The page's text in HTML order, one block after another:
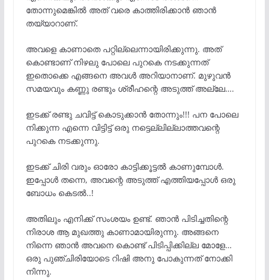
തോന്നുമെങ്കിൽ അത് വരെ കാത്തിരിക്കാൻ ഞാൻ
തയ്യാറാണ്.
അവളെ കാണാതെ പറ്റില്ലെന്നായിരിക്കുന്നു. അത്
കൊണ്ടാണ് നിഴലു പോലെ പുറകെ നടക്കുന്നത്
ഇതൊക്കെ എങ്ങനെ അവൾ അറിയാനാണ്. മുഴുവൻ
സമയവും കണ്ണു രണ്ടും ശ്രീഹന്റെ അടുത്ത് അല്ലേ….
ഇടക്ക് രണ്ടു ചവിട്ട് കൊടുക്കാൻ തോന്നും!!! പന പോലെ
നിക്കുന്ന എന്നെ വിട്ടിട്ട് ഒരു നട്ടെല്ലില്ലാത്തവന്റെ
പുറകെ നടക്കുന്നു.
ഇടക്ക് ചിരി വരും ഓരോ കാട്ടിക്കൂട്ടൽ കാണുമ്പോൾ.
ഇപ്പോൾ തന്നെ, അവന്റെ അടുത്ത് എത്തിയപ്പോൾ ഒരു
ബോധം കെടൽ..!
അതിലും എനിക്ക് സംശയം ഉണ്ട്. ഞാൻ പിടിച്ചതിന്റെ
നിരാശ ആ മുഖത്തു കാണാമായിരുന്നു. അങ്ങനെ
നിന്നെ ഞാൻ അവനെ കൊണ്ട് പിടിപ്പിക്കില്ല മോളേ…
ഒരു പുഞ്ചിരിയോടെ റിഷി അനു പോകുന്നത് നോക്കി
നിന്നു.